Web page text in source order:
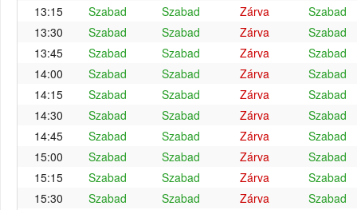
13:15
Szabad Szabad Zárva
Szabad
13:30
Szabad Szabad Zárva
Szabad
13:45
Szabad Szabad Zárva
Szabad
14:00
Szabad Szabad Zárva
Szabad
14:15
Szabad Szabad Zárva
Szabad
14:30
Szabad Szabad Zárva
Szabad
14:45
Szabad Szabad Zárva
Szabad
15:00
Szabad Szabad Zárva
Szabad
15:15
Szabad Szabad Zárva
Szabad
15:30
Szabad Szabad Zárva
Szabad